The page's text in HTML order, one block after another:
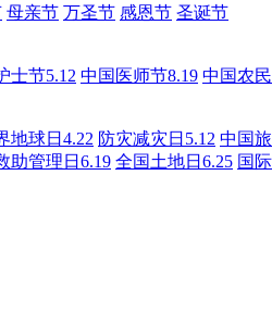
母亲节 万圣节 感恩节 圣诞节
士节5.12 中国医师节8.19 中国农
地球日4.22 防灾减灾日5.12 中国
助管理日6.19 全国土地日6.25 国